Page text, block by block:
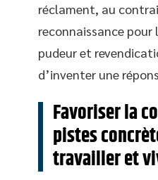
réclament, au
reconnaissance
pudeur et
d’inventer une
Favoriser la
pistes
travailler et